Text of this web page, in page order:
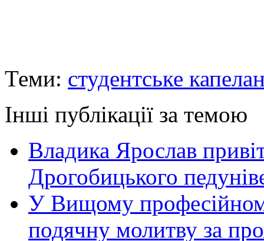
Теми: студентське
Інші публікації за темою
Владика Ярослав
Дрогобицького
У Вищому
подячну молитву за